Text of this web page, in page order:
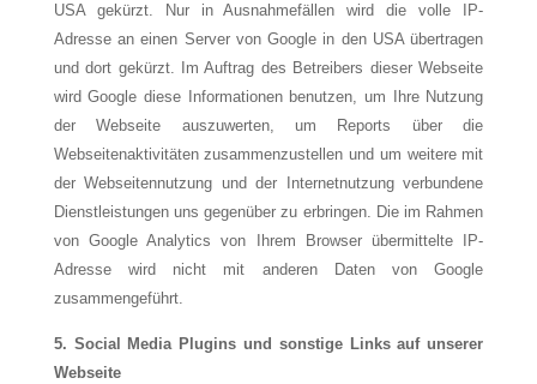
USA gekürzt. Nur in Ausnahmefällen wird die volle IP-
Adresse an einen Server von Google in den USA übertragen
und dort gekürzt. Im Auftrag des Betreibers dieser Webseite
wird Google diese Informationen benutzen, um Ihre Nutzung
der Webseite auszuwerten, um Reports über die
Webseitenaktivitäten zusammenzustellen und um weitere mit
der Webseitennutzung und der Internetnutzung verbundene
Dienstleistungen uns gegenüber zu erbringen. Die im Rahmen
von Google Analytics von Ihrem Browser übermittelte IP-
Adresse wird nicht mit anderen Daten von Google
zusammengeführt.
5. Social Media Plugins und sonstige Links auf unserer
Webseite